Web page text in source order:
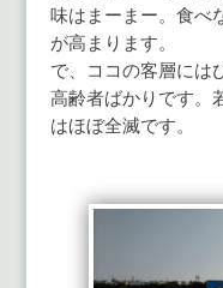
味はまーまー。食べ
が高まります。
で、ココの客層には
高齢者ばかりです。
はほぼ全滅です。